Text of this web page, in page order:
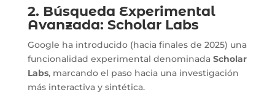
2. Búsqueda Experimental
Avanzada: Scholar Labs
Google ha introducido (hacia finales de 2025) una
funcionalidad experimental denominada Scholar
Labs, marcando el paso hacia una investigación
más interactiva y sintética.